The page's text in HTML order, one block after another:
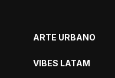
ARTE URBANO
VIBES LATAM